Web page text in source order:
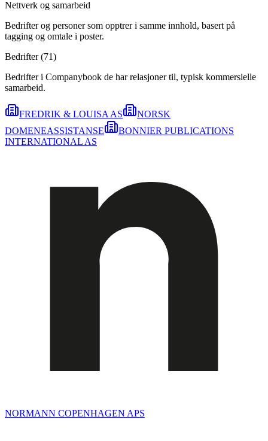
Nettverk og samarbeid
Bedrifter og personer som opptrer i samme innhold, basert på
tagging og omtale i poster.
Bedrifter (71)
Bedrifter i Companybook de har relasjoner til, typisk kommersielle
samarbeid.
FREDRIK & LOUISA AS
NORSK
DOMENEASSISTANSE
BONNIER PUBLICATIONS
INTERNATIONAL AS
NORMANN COPENHAGEN APS